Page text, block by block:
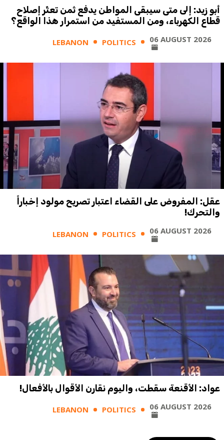
أبو زيد: إلى متى سيبقى المواطن يدفع ثمن تعثّر إصلاح
قطاع الكهرباء، ومن المستفيد من استمرار هذا الواقع؟
LEBANON POLITICS 06 AUGUST 2026
عقل: المفروض على القضاء اعتبار تصريح مولود إخباراً
والتحرك!
LEBANON POLITICS 06 AUGUST 2026
عواد: الأقنعة سقطت، واليوم نقارن الأقوال بالأفعال!
LEBANON POLITICS 06 AUGUST 2026